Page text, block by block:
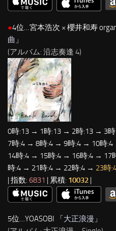
●4位…宮本浩次 × 櫻井和寿
曲 」
(アルバム: 沿志奏逢 4)
0時:13 → 1時:13 → 2時:13 → 3
7時:4 → 8時:4 → 9時:4 → 10時
14時:4 → 15時:4 → 16時:4 →
時:4 → 21時:4 → 22時:4 → 23時
| 指数: 6831 | 累積: 10032 |
5位…YOASOBI 「大正浪漫 」